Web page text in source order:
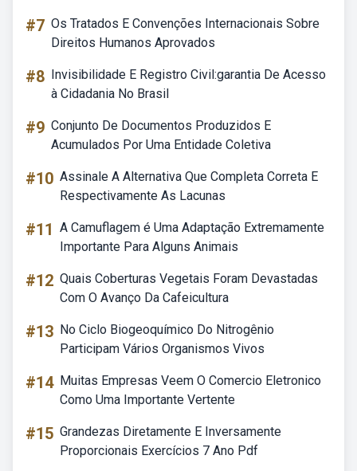
#7 Os Tratados E Convenções Internacionais Sobre
Direitos Humanos Aprovados
#8 Invisibilidade E Registro Civil:garantia De Acesso
à Cidadania No Brasil
#9 Conjunto De Documentos Produzidos E
Acumulados Por Uma Entidade Coletiva
#10 Assinale A Alternativa Que Completa Correta E
Respectivamente As Lacunas
#11 A Camuflagem é Uma Adaptação Extremamente
Importante Para Alguns Animais
#12 Quais Coberturas Vegetais Foram Devastadas
Com O Avanço Da Cafeicultura
#13 No Ciclo Biogeoquímico Do Nitrogênio
Participam Vários Organismos Vivos
#14 Muitas Empresas Veem O Comercio Eletronico
Como Uma Importante Vertente
#15 Grandezas Diretamente E Inversamente
Proporcionais Exercícios 7 Ano Pdf